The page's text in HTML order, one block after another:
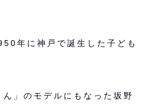
年に神戸で誕生した子ども
」のモデルにもなった坂野